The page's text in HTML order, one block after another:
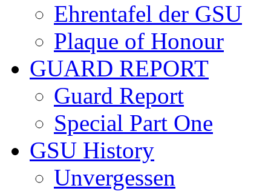
Ehrentafel der GSU
Plaque of Honour
GUARD REPORT
Guard Report
Special Part One
GSU History
Unvergessen